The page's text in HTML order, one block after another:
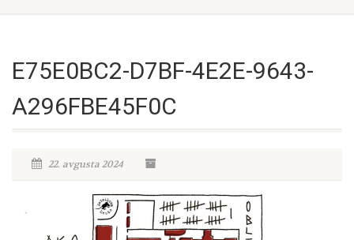
E75E0BC2-D7BF-4E2E-9643-
A296FBE45F0C
22. avgusta 2024